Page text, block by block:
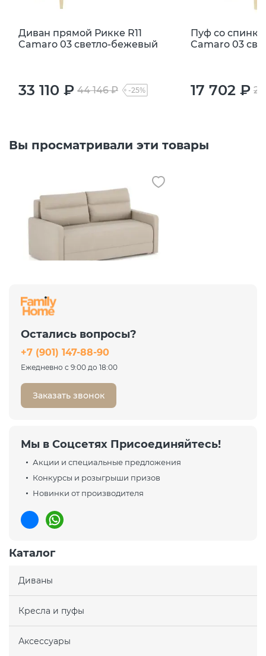
Диван прямой Рикке R11
Camaro 03 светло-бежевый
33 110 ₽ 44 146 ₽ -25%
Пуф со
Camaro 03
17 702 ₽
Вы просматривали эти товары
Диван Хортон Camaro 03
светло-бежевый
35 451 ₽ 47 268 ₽
Остались вопросы?
+7 (901) 147-88-90
Ежедневно с 9:00 до 18:00
Заказать звонок
Мы в Соцсетях Присоединяйтесь!
Акции и специальные предложения
Конкурсы и розыгрыши призов
Новинки от производителя
Каталог
Диваны
Кресла и пуфы
Аксессуары